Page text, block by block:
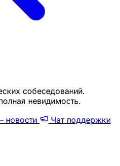
собеседований.
невидимость.
новости
Чат поддержки